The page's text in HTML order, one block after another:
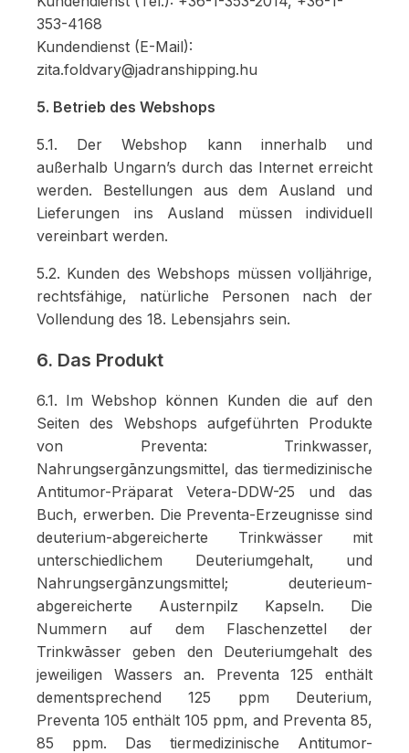
353-4168
Kundendienst (E-Mail):
zita.foldvary@jadranshipping.hu
5. Betrieb des Webshops
5.1. Der Webshop kann innerhalb und
außerhalb Ungarn’s durch das Internet erreicht
werden. Bestellungen aus dem Ausland und
Lieferungen ins Ausland müssen individuell
vereinbart werden.
5.2. Kunden des Webshops müssen volljährige,
rechtsfähige, natürliche Personen nach der
Vollendung des 18. Lebensjahrs sein.
6. Das Produkt
6.1. Im Webshop können Kunden die auf den
Seiten des Webshops aufgeführten Produkte
von Preventa: Trinkwasser,
Nahrungsergānzungsmittel, das tiermedizinische
Antitumor-Präparat Vetera-DDW-25 und das
Buch, erwerben. Die Preventa-Erzeugnisse sind
deuterium-abgereicherte Trinkwässer mit
unterschiedlichem Deuteriumgehalt, und
Nahrungsergānzungsmittel; deuterieum-
abgereicherte Austernpilz Kapseln. Die
Nummern auf dem Flaschenzettel der
Trinkwāsser geben den Deuteriumgehalt des
jeweiligen Wassers an. Preventa 125 enthält
dementsprechend 125 ppm Deuterium,
Preventa 105 enthält 105 ppm, and Preventa 85,
85 ppm. Das tiermedizinische Antitumor-